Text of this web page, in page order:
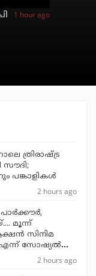
1 hour ago
ത്രിരാഷ്ട്ര
സൗദി;
പങ്കാളികള്‍
2 hours ago
മൂന്ന്
സിനിമ
എന്ന് സോഷ്യല്‍
2 hours ago